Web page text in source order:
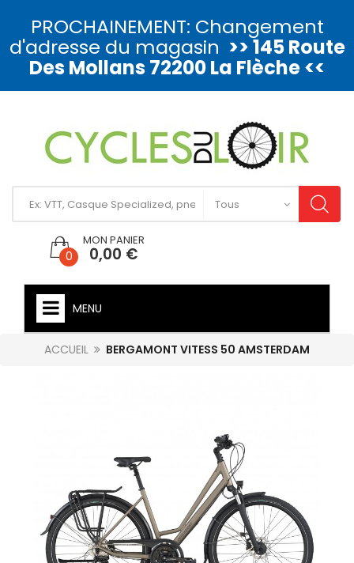
PROCHAINEMENT: Changement
d'adresse du magasin >> 145 Route
Des Mollans 72200 La Flèche <<
0
MON PANIER
0,00 €
MENU
ACCUEIL BERGAMONT VITESS 50 AMSTERDAM